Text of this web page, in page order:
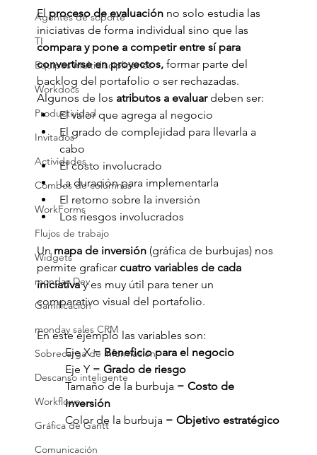
Agentes de soporte
TI
Equipos multidisciplinarios
Workdocs
Productividad
Invitados
Actividades
Combos de columnas
WorkForms
Flujos de trabajo
Widgets
monday Dev
Gamificación
monday sales CRM
Sobrecarga de información
Descanso inteligente
Workflows
Gráfica de Gantt
Comunicación
El proceso de evaluación no solo estudia las
iniciativas de forma individual sino que las
compara y pone a competir entre sí para
convertirse en proyectos, formar parte del
backlog del portafolio o ser rechazadas.
Algunos de los atributos a evaluar deben ser:
El valor que agrega al negocio
El grado de complejidad para llevarla a
cabo
El costo involucrado
La duración para implementarla
El retorno sobre la inversión
Los riesgos involucrados
Un mapa de inversión (gráfica de burbujas) nos
permite graficar cuatro variables de cada
iniciativa y es muy útil para tener un
comparativo visual del portafolio.
En este ejemplo las variables son:
Eje X = Beneficio para el negocio
Eje Y = Grado de riesgo
Tamaño de la burbuja = Costo de
inversión
Color de la burbuja = Objetivo estratégico